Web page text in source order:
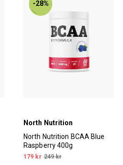
-28%
North Nutrition
North Nutrition BCAA Blue
Raspberry 400g
179 kr 249 kr